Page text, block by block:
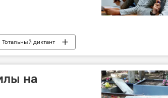
Тотальный диктант
на